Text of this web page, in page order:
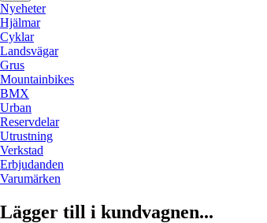
Nyeheter
Hjälmar
Cyklar
Landsvägar
Grus
Mountainbikes
BMX
Urban
Reservdelar
Utrustning
Verkstad
Erbjudanden
Varumärken
Lägger till i kundvagnen...